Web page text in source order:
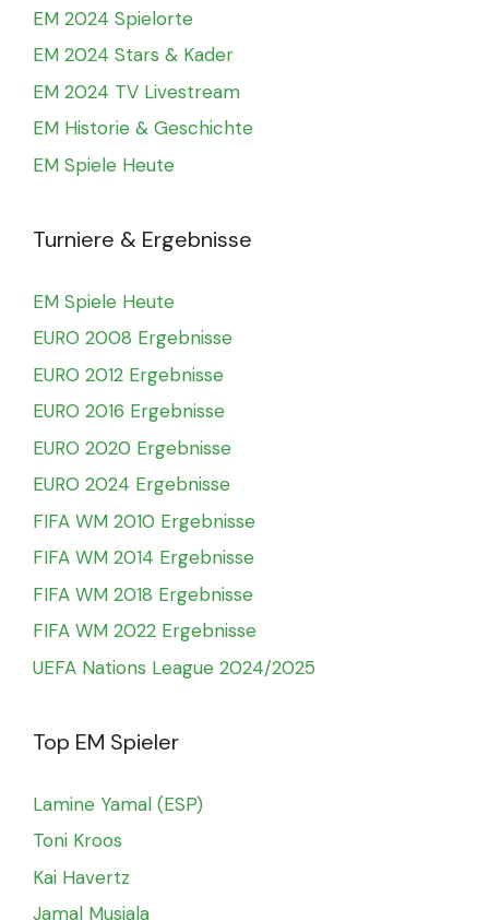
EM 2024 Spielorte
EM 2024 Stars & Kader
EM 2024 TV Livestream
EM Historie & Geschichte
EM Spiele Heute
Turniere & Ergebnisse
EM Spiele Heute
EURO 2008 Ergebnisse
EURO 2012 Ergebnisse
EURO 2016 Ergebnisse
EURO 2020 Ergebnisse
EURO 2024 Ergebnisse
FIFA WM 2010 Ergebnisse
FIFA WM 2014 Ergebnisse
FIFA WM 2018 Ergebnisse
FIFA WM 2022 Ergebnisse
UEFA Nations League 2024/2025
Top EM Spieler
Lamine Yamal (ESP)
Toni Kroos
Kai Havertz
Jamal Musiala